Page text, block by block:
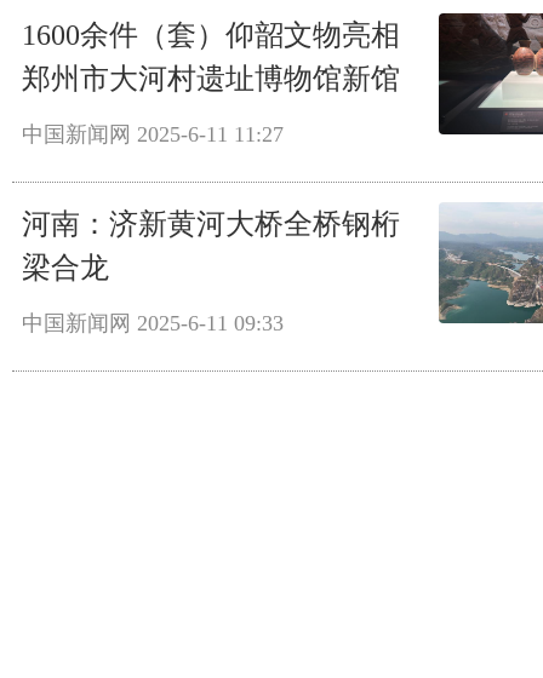
1600余件（套）仰韶文物亮相
郑州市大河村遗址博物馆新馆
中国新闻网 2025-6-11 11:27
河南：济新黄河大桥全桥钢桁
梁合龙
中国新闻网 2025-6-11 09:33